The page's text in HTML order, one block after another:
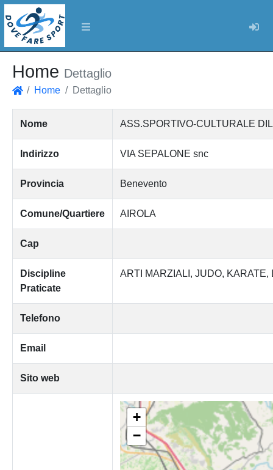
Home Dettaglio
Home Dettaglio
Nome ASS.SPORTIVO-CULTURALE
Indirizzo VIA SEPALONE snc
Provincia Benevento
Comune/Quartiere AIROLA
Cap
Discipline
Praticate
ARTI MARZIALI JUDO KARATE
Telefono
Email
Sito web
+
−